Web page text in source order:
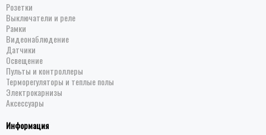
Розетки
Выключатели и реле
Рамки
Видеонаблюдение
Датчики
Освещение
Пульты и контроллеры
Терморегуляторы и теплые полы
Электрокарнизы
Аксессуары
Информация